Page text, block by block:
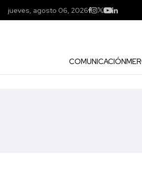
jueves, agosto 06, 2026
COMUNICACIÓN